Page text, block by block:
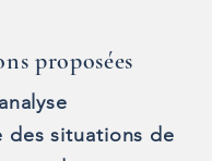
proposées
des situations de